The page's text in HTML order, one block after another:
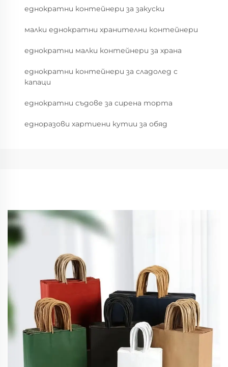
еднократни контейнери за закуски
малки еднократни хранителни контейнери
еднократни малки контейнери за храна
еднократни контейнери за сладолед с
капаци
еднократни съдове за сирена торта
едноразови хартиени кутии за обяд